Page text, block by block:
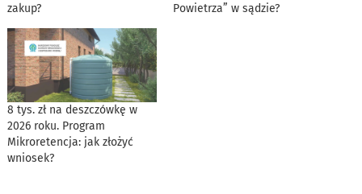
zakup?
Powietrza” w sądzie?
8 tys. zł na deszczówkę w
2026 roku. Program
Mikroretencja: jak złożyć
wniosek?